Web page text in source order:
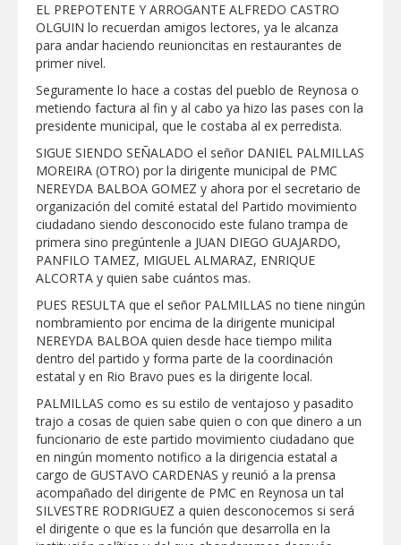
Llama Carlos Peña Ortiz a realizar
investigación en tema de la refinería
fortalecer la formación médica y la
bioética en Tamaulipas
EXHORTA PROTECCIÓN CIVIL A
EXTREMAR PRECAUCIONES ANTE
ALTAS TEMPERATURAS DURANTE EL
PERIODO VACACIONAL
MERCADITA LA RED REUNIRÁ
EMPRENDIMIENTO, TALLERES Y
ACTIVIDADES FAMILIARES EN PLAZA
HIDALGO
EL PREPOTENTE Y ARROGANTE ALFREDO CASTRO
OLGUIN lo recuerdan amigos lectores, ya le alcanza
para andar haciendo reunioncitas en restaurantes de
primer nivel.
Seguramente lo hace a costas del pueblo de Reynosa o
metiendo factura al fin y al cabo ya hizo las pases con la
presidente municipal, que le costaba al ex perredista.
SIGUE SIENDO SEÑALADO el señor DANIEL PALMILLAS
MOREIRA (OTRO) por la dirigente municipal de PMC
NEREYDA BALBOA GOMEZ y ahora por el secretario de
organización del comité estatal del Partido movimiento
ciudadano siendo desconocido este fulano trampa de
primera sino pregúntenle a JUAN DIEGO GUAJARDO,
PANFILO TAMEZ, MIGUEL ALMARAZ, ENRIQUE
ALCORTA y quien sabe cuántos mas.
PUES RESULTA que el señor PALMILLAS no tiene ningún
nombramiento por encima de la dirigente municipal
NEREYDA BALBOA quien desde hace tiempo milita
dentro del partido y forma parte de la coordinación
estatal y en Rio Bravo pues es la dirigente local.
PALMILLAS como es su estilo de ventajoso y pasadito
trajo a cosas de quien sabe quien o con que dinero a un
funcionario de este partido movimiento ciudadano que
en ningún momento notifico a la dirigencia estatal a
cargo de GUSTAVO CARDENAS y reunió a la prensa
acompañado del dirigente de PMC en Reynosa un tal
SILVESTRE RODRIGUEZ a quien desconocemos si será
el dirigente o que es la función que desarrolla en la